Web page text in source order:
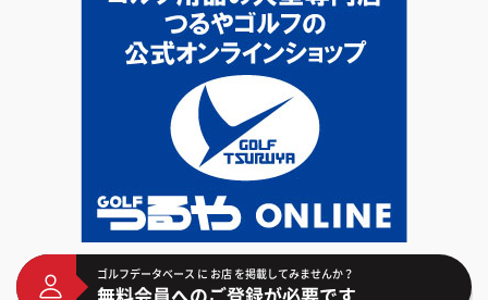
ゴルフデータベース に お店 を掲載してみませんか？